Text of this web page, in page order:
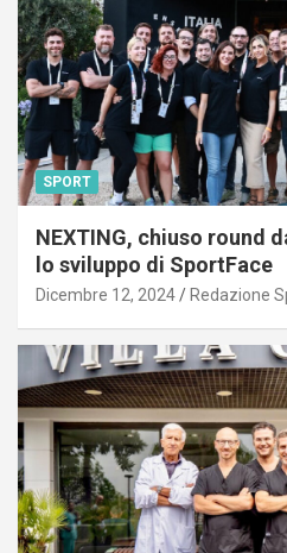
SPORT
NEXTING, chiuso round
lo sviluppo di SportFace
Dicembre 12, 2024 Redazione